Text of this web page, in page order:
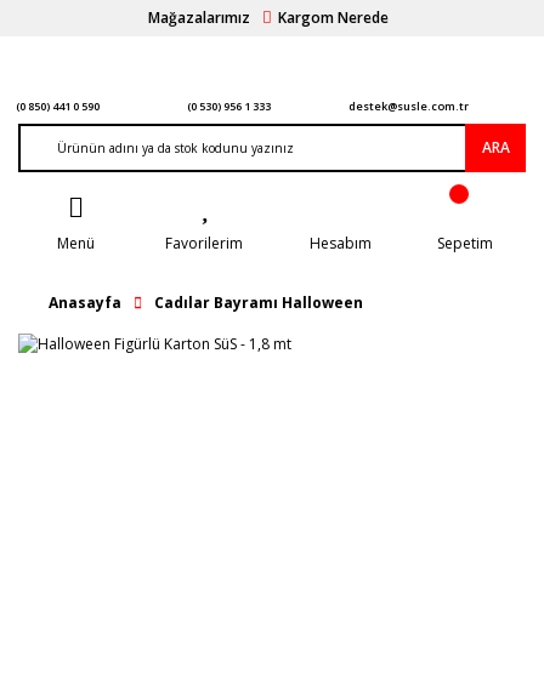
Mağazalarımız Kargom Nerede
(0 850) 441 0 590 (0 530) 956 1 333 destek@susle.com.tr
ARA
Menü Favorilerim Hesabım Sepetim
Anasayfa Cadılar Bayramı Halloween